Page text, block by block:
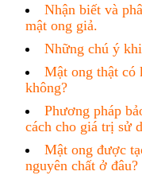
Nhận biết và
mật ong giả.
Những chú ý
Mật ong thật
không?
Phương pháp
cách cho giá trị sử
Mật ong được
nguyên chất ở đâu?